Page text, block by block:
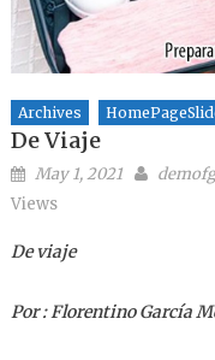
Archives
De Viaje
Posted on
May 1, 2021 Author
Views
De viaje
Por : Florentino García